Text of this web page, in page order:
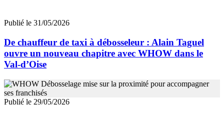
Publié le 31/05/2026
De chauffeur de taxi à débosseleur : Alain Taguel
ouvre un nouveau chapitre avec WHOW dans le
Val-d’Oise
Publié le 29/05/2026